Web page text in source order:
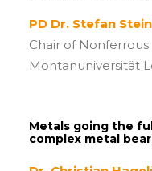
PD Dr. Stefan
Chair of
Montanuniversität
Metals going the
complex metal